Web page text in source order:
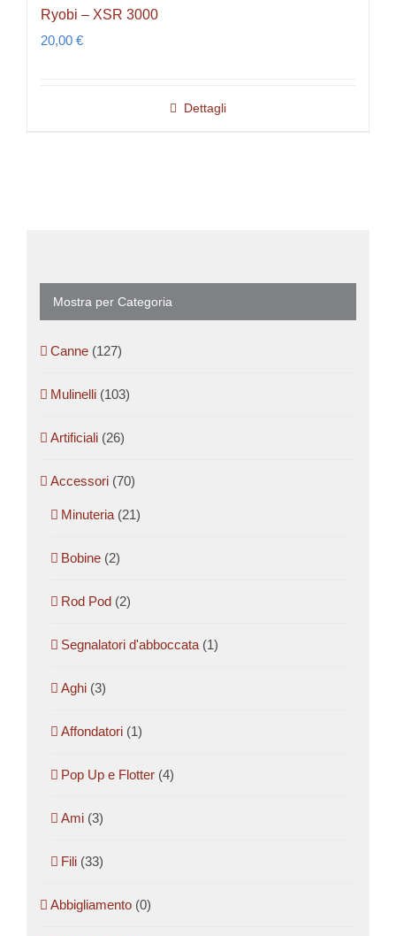
Ryobi – XSR 3000
20,00 €
Dettagli
Mostra per Categoria
Canne (127)
Mulinelli (103)
Artificiali (26)
Accessori (70)
Minuteria (21)
Bobine (2)
Rod Pod (2)
Segnalatori d'abboccata (1)
Aghi (3)
Affondatori (1)
Pop Up e Flotter (4)
Ami (3)
Fili (33)
Abbigliamento (0)